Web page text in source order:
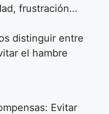
frustración…
distinguir entre
el hambre
Evitar